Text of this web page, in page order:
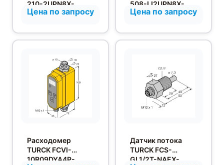
210-2UPN8X-
H1141
Цена по запросу
508-LI2UPN8X-
H1141/3GD
Цена по запросу
Расходомер
TURCK FCVI-
10R09DYA4P-
Датчик потока
TURCK FCS-
GL1/2T-NAEX-